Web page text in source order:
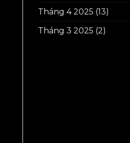
Tháng 4 2025 (13)
Tháng 3 2025 (2)